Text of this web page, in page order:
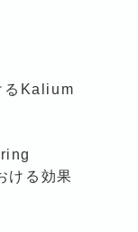
るKalium
ける効果